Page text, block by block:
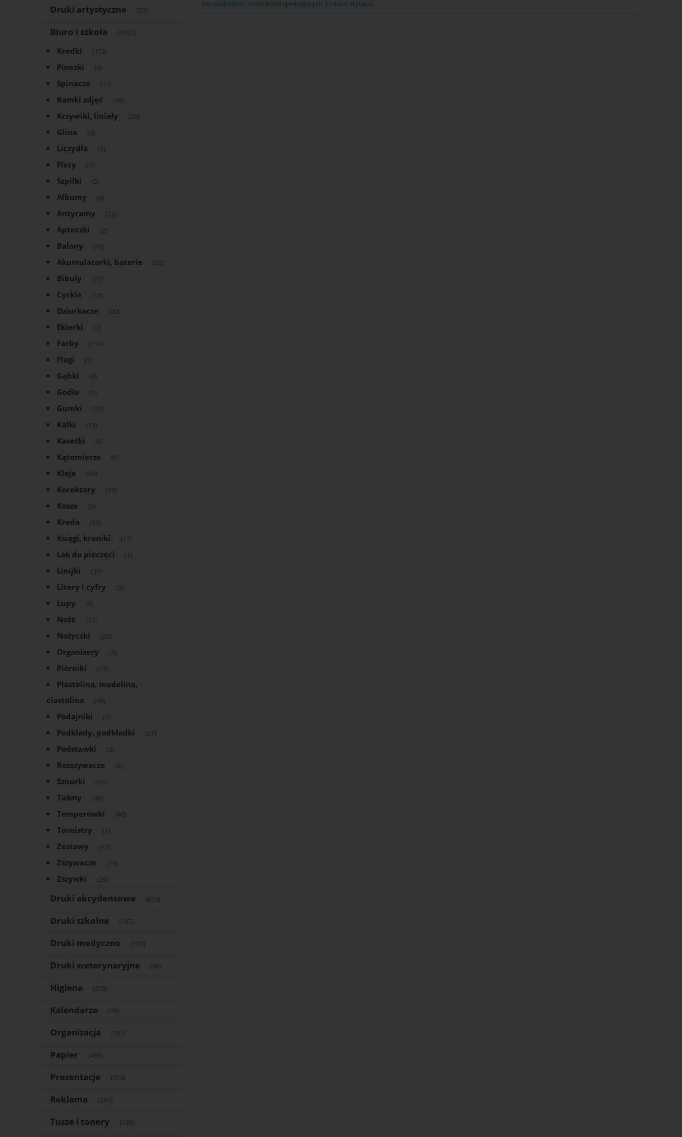
Druki artystyczne (53)
Biuro i szkoła (1097)
Kredki (172)
Pinezki (8)
Spinacze (12)
Ramki zdjęć (16)
Krzywiki, liniały (20)
Glina (3)
Liczydła (3)
Flety (1)
Szpilki (5)
Albumy (6)
Antyramy (22)
Apteczki (2)
Balony (10)
Akumulatorki, baterie (22)
Bibuły (75)
Cyrkle (15)
Dziurkacze (20)
Ekierki (7)
Farby (154)
Flagi (1)
Gąbki (8)
Godła (1)
Gumki (27)
Kalki (13)
Kasetki (6)
Kątomierze (6)
Kleje (34)
Korektory (19)
Kosze (5)
Kreda (13)
Księgi, kroniki (17)
Lak do pieczęci (1)
Linijki (39)
Litery i cyfry (3)
Lupy (5)
Noże (11)
Nożyczki (20)
Organizery (1)
Piórniki (17)
Plastelina, modelina,
ciastolina
(49)
Podajniki (1)
Podkłady, podkładki (27)
Podstawki (3)
Rozszywacze (2)
Sznurki (16)
Taśmy (48)
Temperówki (40)
Tornistry (1)
Zestawy (42)
Zszywacze (19)
Zszywki (29)
Druki akcydensowe (659)
Druki szkolne (185)
Druki medyczne (182)
Druki weterynaryjne (90)
Higiena (205)
Kalendarze (26)
Organizacja (753)
Papier (483)
Prezentacje (373)
Reklama (291)
Tusze i tonery (136)
Nie znaleziono produktów spełniających podane kryteria.